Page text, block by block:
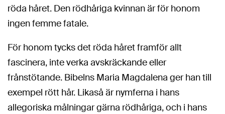
röda håret. Den rödhåriga kvinnan är för honom
ingen femme fatale.
För honom tycks det röda håret framför allt
fascinera, inte verka avskräckande eller
frånstötande. Bibelns Maria Magdalena ger han till
exempel rött hår. Likaså är nymferna i hans
allegoriska målningar gärna rödhåriga, och i hans